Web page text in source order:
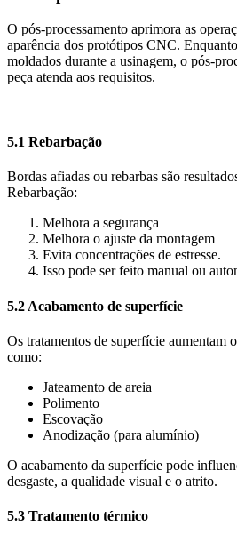
O pós-processamento aprimora as
aparência dos protótipos CNC.
moldados durante a usinagem, o pós-
peça atenda aos requisitos.
5.1 Rebarbação
Bordas afiadas ou rebarbas são
Rebarbação:
Melhora a segurança
Melhora o ajuste da montagem
Evita concentrações de estresse.
Isso pode ser feito manual ou
5.2 Acabamento de superfície
Os tratamentos de superfície aumentam
como:
Jateamento de areia
Polimento
Escovação
Anodização (para alumínio)
O acabamento da superfície pode
desgaste, a qualidade visual e o atrito.
5.3 Tratamento térmico